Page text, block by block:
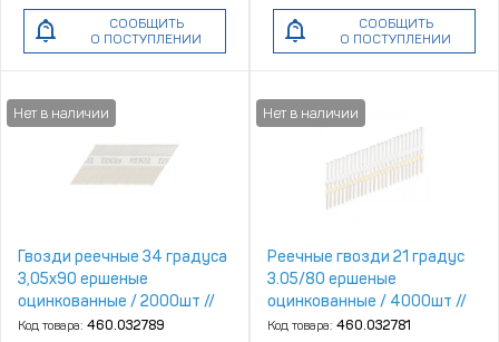
СООБЩИТЬ
О ПОСТУПЛЕНИИ
СООБЩИТЬ
О ПОСТУПЛЕНИИ
Гвозди реечные 34 градуса
3,05x90 ершеные
оцинкованные / 2000шт //
Toua
Код товара: 460.032789
Реечные гвозди 21 градус
3.05/80 ершеные
оцинкованные / 4000шт //
Trusty
Код товара: 460.032781